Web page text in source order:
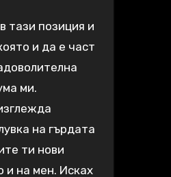
тази позиция и
и да е част
ми.
на гърдата
ти нови
и на мен. Исках